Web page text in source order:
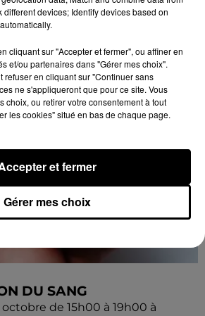
de camping : Vide-greniers de
DU SANG
de 15h00 à 19h00 à
different devices; Identify devices based on
cliquant sur "Accepter et fermer", ou affiner en
et/ou partenaires dans "Gérer mes choix".
refuser en cliquant sur "Continuer sans
ne s'appliqueront que pour ce site. Vous
choix, ou retirer votre consentement à tout
les cookies" situé en bas de chaque page.
Gérer mes choix
et fermer